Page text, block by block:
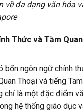
về đa dạng văn hóa
Thức và Tầm
bốn ngôn ngữ chính
Thoại và tiếng
chỉ là một đặc điểm
hệ thống giáo dục